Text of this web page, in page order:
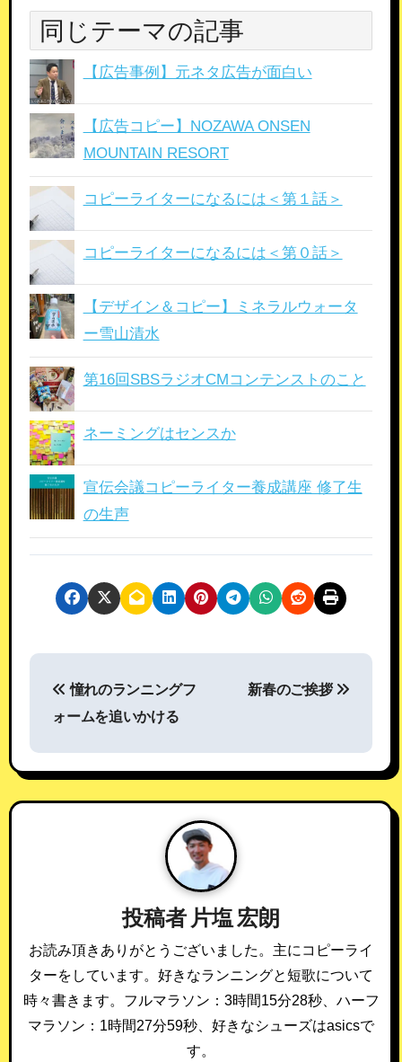
同じテーマの記事
【広告事例】元ネタ広告が面白い
【広告コピー】NOZAWA ONSEN
MOUNTAIN RESORT
コピーライターになるには＜第１話＞
コピーライターになるには＜第０話＞
【デザイン＆コピー】ミネラルウォータ
ー雪山清水
第16回SBSラジオCMコンテンストのこと
ネーミングはセンスか
宣伝会議コピーライター養成講座 修了生
の生声
投
稿
ナ
ビ
ン
憧れのランニングフ
ォームを追いかける
新春のご挨拶
投稿者 片塩 宏朗
お読み頂きありがとうございました。主にコピーライ
ターをしています。好きなランニングと短歌について
時々書きます。フルマラソン：3時間15分28秒、ハーフ
マラソン：1時間27分59秒、好きなシューズはasicsで
す。